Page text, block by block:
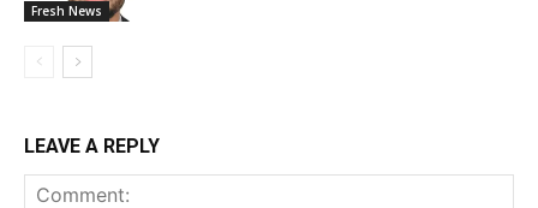
Fresh News
LEAVE A REPLY